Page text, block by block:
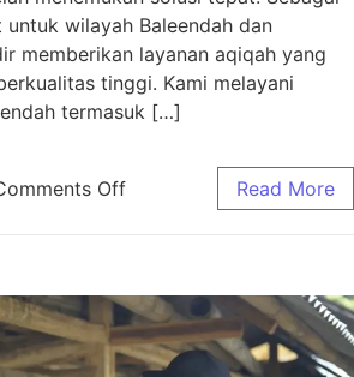
wilayah Baleendah dan
memberikan layanan aqiqah yang
tinggi. Kami melayani
termasuk […]
Off Read More